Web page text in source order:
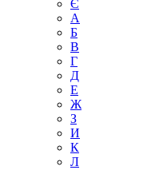
Є
А
Б
В
Г
Д
Е
Ж
З
И
К
Л